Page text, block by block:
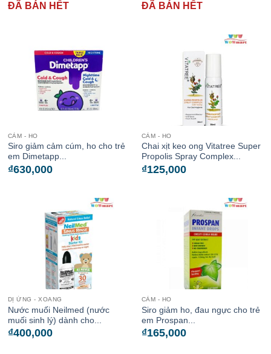
ĐÃ BÁN HẾT ĐÃ BÁN HẾT
CẢM - HO
Siro giảm cảm cúm, ho cho trẻ
em Dimetapp...
₫630,000
CẢM - HO
Chai xịt keo ong Vitatree Super
Propolis Spray Complex...
₫125,000
DỊ ỨNG - XOANG
Nước muối Neilmed (nước
muối sinh lý) dành cho...
₫400,000
CẢM - HO
Siro giảm ho, đau ngực cho trẻ
em Prospan...
₫165,000